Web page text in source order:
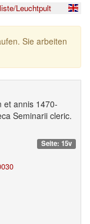
Leuchtpult
Sie arbeiten
et annis 1470-
Seminarii cleric.
Seite: 15v